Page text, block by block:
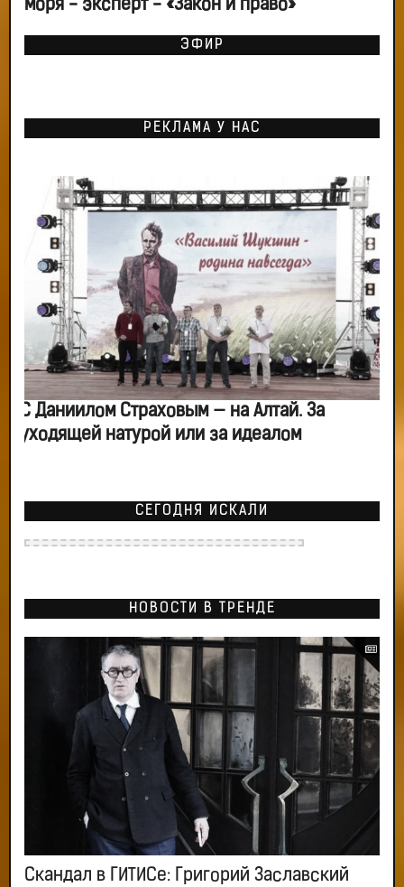
моря - эксперт - «Закон и право»
ЭФИР
РЕКЛАМА У НАС
С Даниилом Страховым — на Алтай. За
уходящей натурой или за идеалом
СЕГОДНЯ ИСКАЛИ
НОВОСТИ В ТРЕНДЕ
Скандал в ГИТИСе: Григорий Заславский